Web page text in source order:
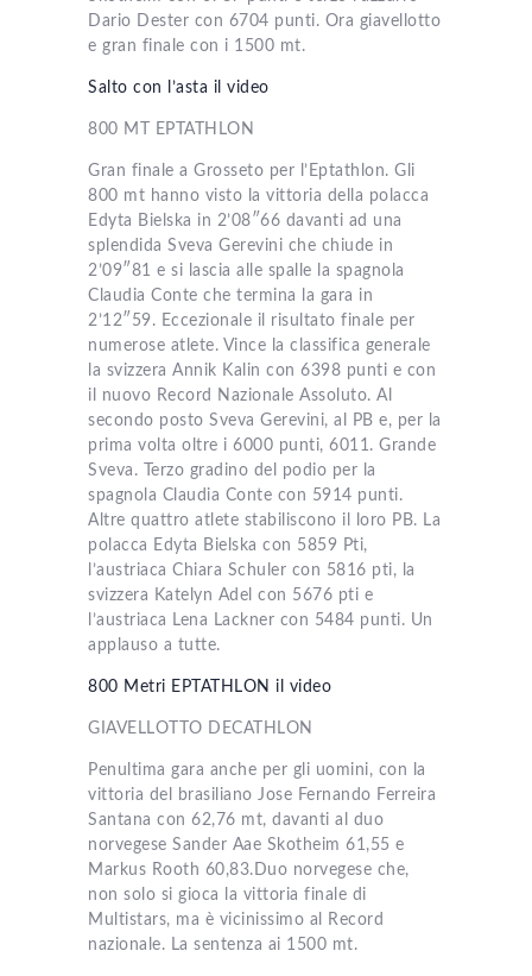
Dario Dester con 6704 punti. Ora giavellotto
e gran finale con i 1500 mt.
Salto con l’asta il video
800 MT EPTATHLON
Gran finale a Grosseto per l’Eptathlon. Gli
800 mt hanno visto la vittoria della polacca
Edyta Bielska in 2’08″66 davanti ad una
splendida Sveva Gerevini che chiude in
2’09″81 e si lascia alle spalle la spagnola
Claudia Conte che termina la gara in
2’12″59. Eccezionale il risultato finale per
numerose atlete. Vince la classifica generale
la svizzera Annik Kalin con 6398 punti e con
il nuovo Record Nazionale Assoluto. Al
secondo posto Sveva Gerevini, al PB e, per la
prima volta oltre i 6000 punti, 6011. Grande
Sveva. Terzo gradino del podio per la
spagnola Claudia Conte con 5914 punti.
Altre quattro atlete stabiliscono il loro PB. La
polacca Edyta Bielska con 5859 Pti,
l’austriaca Chiara Schuler con 5816 pti, la
svizzera Katelyn Adel con 5676 pti e
l’austriaca Lena Lackner con 5484 punti. Un
applauso a tutte.
800 Metri EPTATHLON il video
GIAVELLOTTO DECATHLON
Penultima gara anche per gli uomini, con la
vittoria del brasiliano Jose Fernando Ferreira
Santana con 62,76 mt, davanti al duo
norvegese Sander Aae Skotheim 61,55 e
Markus Rooth 60,83.Duo norvegese che,
non solo si gioca la vittoria finale di
Multistars, ma è vicinissimo al Record
nazionale. La sentenza ai 1500 mt.